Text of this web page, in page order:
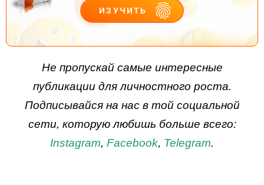
ИЗУЧИТЬ
Не пропускай самые интересные
публикации для личностного роста.
Подписывайся на нас в той социальной
сети, которую любишь больше всего:
Instagram, Facebook, Telegram.